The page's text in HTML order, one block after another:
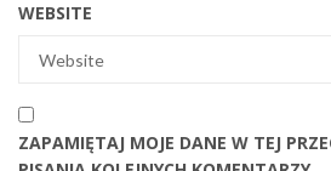
WEBSITE
ZAPAMIĘTAJ MOJE DANE W TEJ